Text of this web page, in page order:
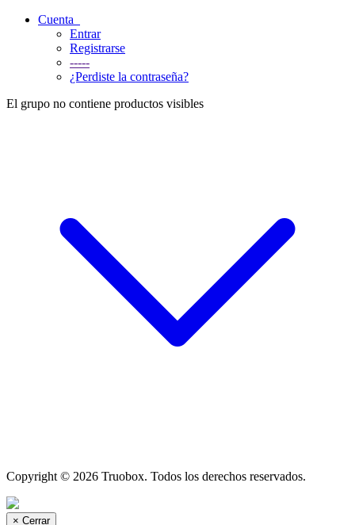
Cuenta
Entrar
Registrarse
-----
¿Perdiste la contraseña?
El grupo no contiene productos visibles
Copyright © 2026 Truobox. Todos los derechos reservados.
× Cerrar